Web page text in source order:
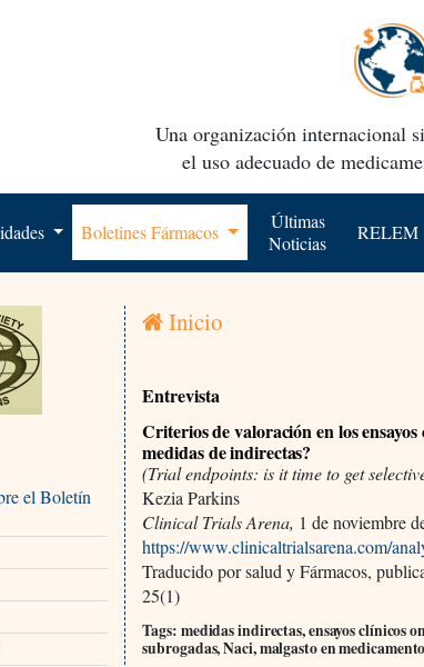
Una organización internacional
el uso adecuado de
Boletines Fármacos
Últimas
Noticias
RELEM
el Boletín
Inicio
Entrevista
Criterios de valoración en los ensayos
medidas de indirectas?
(Trial endpoints: is it time to get
Kezia Parkins
Clinical Trials Arena, 1 de noviembre
https://www.clinicaltrialsarena.com/
Traducido por salud y Fármacos,
25(1)
Tags: medidas indirectas, ensayos clínicos
subrogadas, Naci, malgasto en